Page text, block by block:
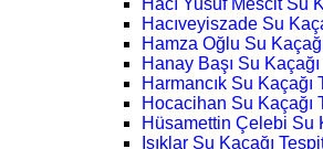
Hacı Yusuf Mescit Su
Hacıveyiszade Su
Hamza Oğlu Su
Hanay Başı Su
Harmancık Su Kaçağı
Hocacihan Su Kaçağı
Hüsamettin Çelebi Su
Işıklar Su Kaçağı